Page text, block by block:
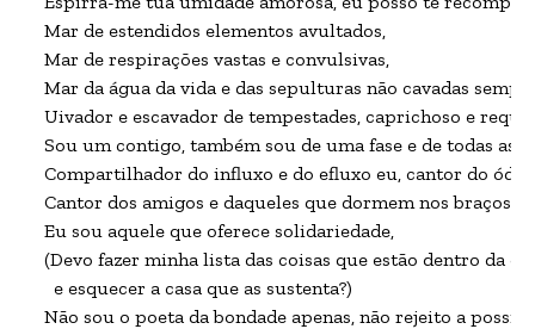
Mar de estendidos elementos avultados,
Mar de respirações vastas e convulsivas,
Mar da água da vida e das sepulturas não cavadas
Uivador e escavador de tempestades, caprichoso e
Sou um contigo, também sou de uma fase e de todas as
Compartilhador do influxo e do efluxo eu, cantor do ódio
Cantor dos amigos e daqueles que dormem nos braços
Eu sou aquele que oferece solidariedade,
(Devo fazer minha lista das coisas que estão dentro da
e esquecer a casa que as sustenta?)
Não sou o poeta da bondade apenas, não rejeito a